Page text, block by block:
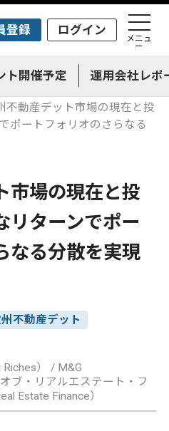
登録 ログイン
メニュ
ー
ト開催予定 運用会社レポ
不動産デット市場の現在と投
ポートフォリオのさらなる
市場の現在と投
ターンでポー
なる分散を実現
州不動産デット
） / M&G
ブ・リアルエステート・フ
Estate Finance）